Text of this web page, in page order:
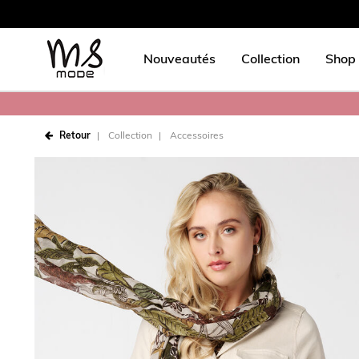
Nouveautés Collection
Retour Collection Accessoires